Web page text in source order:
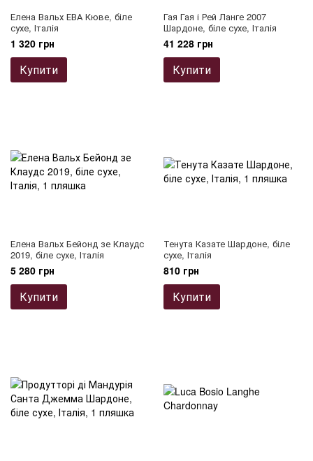
Елена Вальх ЕВА Кюве, біле
сухе, Італія
1 320 грн
Купити
Гая Гая і Рей Ланге 2007
Шардоне, біле сухе, Італія
41 228 грн
Купити
Елена Вальх Бейонд зе Клаудс
2019, біле сухе, Італія
5 280 грн
Купити
Тенута Казате Шардоне, біле
сухе, Італія
810 грн
Купити